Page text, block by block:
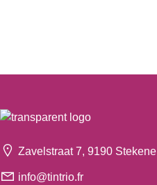
Zavelstraat 7, 9190 Stekene
info@tintrio.fr